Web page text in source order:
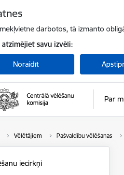
darbotos, tā izmanto
atzīmējiet savu izvēli:
Noraidīt
Par
Vēlētājiem Pašvaldību vēlēšanas
iecirkņi